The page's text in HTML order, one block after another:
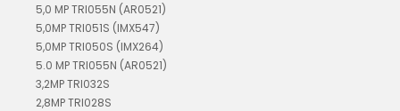
5,0 MP TRI055N (AR0521)
5,0MP TRI051S (IMX547)
5,0MP TRI050S (IMX264)
5.0 MP TRI055N (AR0521)
3,2MP TRI032S
2,8MP TRI028S